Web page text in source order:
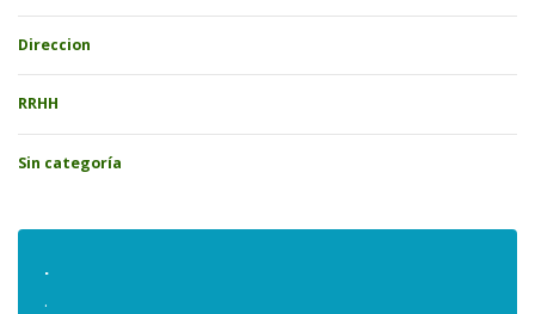
Direccion
RRHH
Sin categoría
.
.